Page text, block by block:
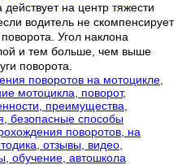
на центр тяжести
водитель не скомпенсирует
Угол наклона
и тем больше, чем выше
поворота.